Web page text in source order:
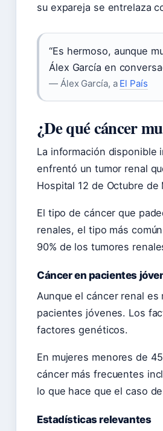
su expareja se entrelaza
“Es hermoso, aunque
Álex García en
— Álex García, a El País
¿De qué cáncer
La información disponible
enfrentó un tumor renal
Hospital 12 de Octubre de
El tipo de cáncer que
renales, el tipo más
90% de los tumores
Cáncer en pacientes
Aunque el cáncer renal
pacientes jóvenes. Los
factores genéticos.
En mujeres menores de
cáncer más frecuentes
lo que hace que el caso
Estadísticas relevantes